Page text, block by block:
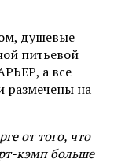
душевые
питьевой
а все
размечены на
от того, что
кэмп больше